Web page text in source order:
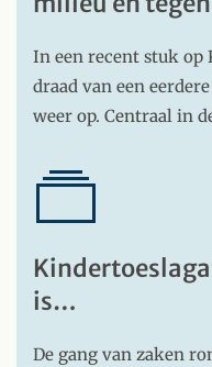
In een recent stuk op
draad van een
weer op. Centraal in
is…
De gang van zaken